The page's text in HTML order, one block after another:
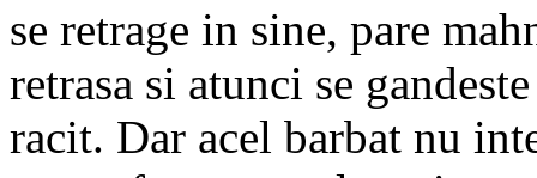
se retrage in sine, pare
retrasa si atunci se
racit. Dar acel barbat nu